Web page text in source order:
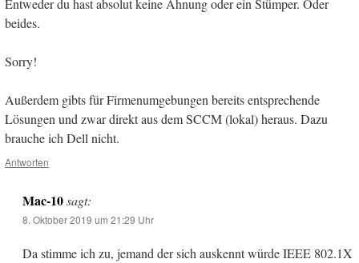
Entweder du hast absolut keine Ahnung oder ein Stümper. Oder
beides.
Sorry!
Außerdem gibts für Firmenumgebungen bereits entsprechende
Lösungen und zwar direkt aus dem SCCM (lokal) heraus. Dazu
brauche ich Dell nicht.
Antworten
Mac-10 sagt:
8. Oktober 2019 um 21:29 Uhr
Da stimme ich zu, jemand der sich auskennt würde IEEE 802.1X